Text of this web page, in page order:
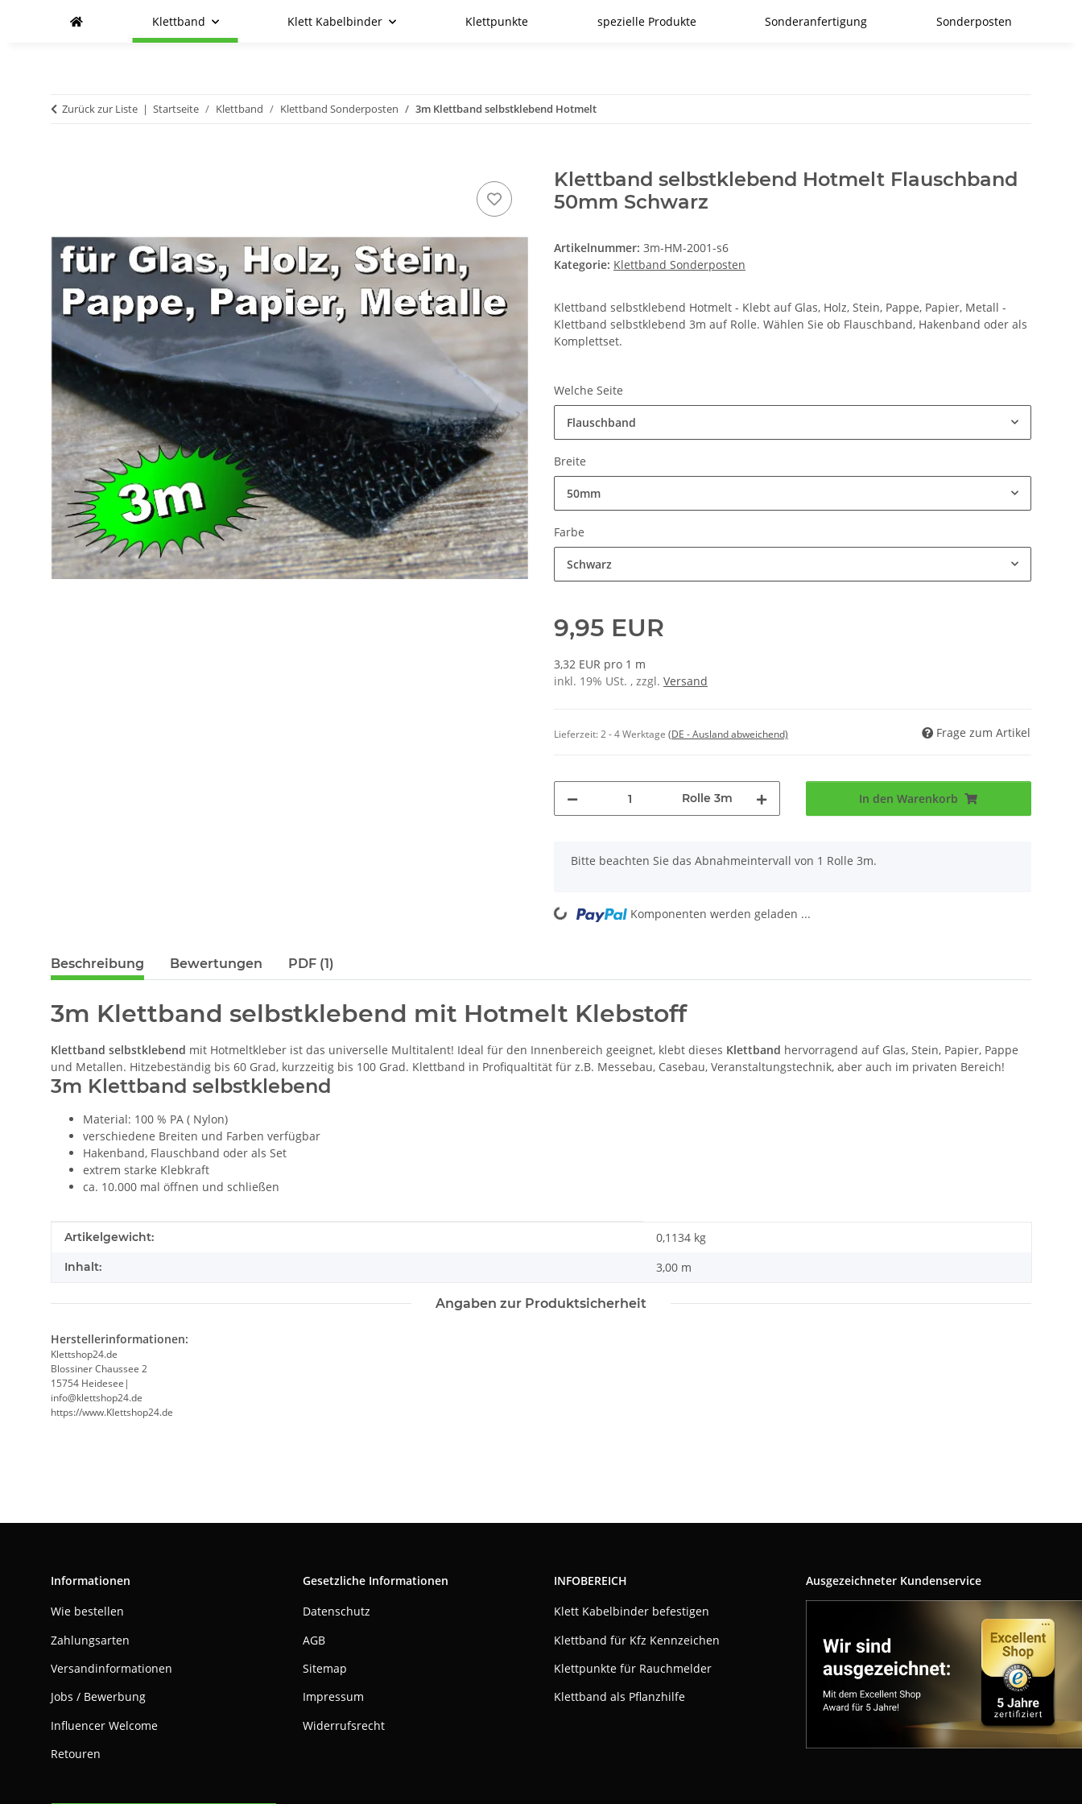
Klettband Klett Kabelbinder Klettpunkte spezielle Produkte Sonderanfertigung Sonderposten
Zurück zur Liste Startseite Klettband Klettband Sonderposten 3m Klettband selbstklebend Hotmelt
Klettband selbstklebend Hotmelt Flauschband
50mm Schwarz
Artikelnummer: 3m-HM-2001-s6
Kategorie: Klettband Sonderposten
Klettband selbstklebend Hotmelt - Klebt auf Glas, Holz, Stein, Pappe, Papier, Metall -
Klettband selbstklebend 3m auf Rolle. Wählen Sie ob Flauschband, Hakenband oder als
Komplettset.
Welche Seite
Flauschband
Breite
50mm
Farbe
Schwarz
9,95 EUR
3,32 EUR pro 1 m
inkl. 19% USt. , zzgl. Versand
Lieferzeit:2 - 4 Werktage (DE - Ausland abweichend) Frage zum Artikel
Rolle 3m In den Warenkorb
x
Bitte beachten Sie das Abnahmeintervall von 1 Rolle 3m.
Loading... Komponenten werden geladen ...
Beschreibung Bewertungen PDF (1)
3m Klettband selbstklebend mit Hotmelt Klebstoff
Klettband selbstklebend mit Hotmeltkleber ist das universelle Multitalent! Ideal für den Innenbereich geeignet, klebt dieses Klettband hervorragend auf Glas, Stein, Papier, Pappe
und Metallen. Hitzebeständig bis 60 Grad, kurzzeitig bis 100 Grad. Klettband in Profiqualtität für z.B. Messebau, Casebau, Veranstaltungstechnik, aber auch im privaten Bereich!
3m Klettband selbstklebend
Material: 100 % PA ( Nylon)
verschiedene Breiten und Farben verfügbar
Hakenband, Flauschband oder als Set
extrem starke Klebkraft
ca. 10.000 mal öffnen und schließen
Produkteigenschaft
Wert
Artikelgewicht: 0,1134 kg
Inhalt: 3,00 m
Angaben zur Produktsicherheit
Herstellerinformationen:
Klettshop24.de
Blossiner Chaussee 2
15754 Heidesee|
info@klettshop24.de
https://www.Klettshop24.de
Informationen
Wie bestellen
Zahlungsarten
Versandinformationen
Jobs / Bewerbung
Influencer Welcome
Retouren
Gesetzliche Informationen
Datenschutz
AGB
Sitemap
Impressum
Widerrufsrecht
INFOBEREICH
Klett Kabelbinder befestigen
Klettband für Kfz Kennzeichen
Klettpunkte für Rauchmelder
Klettband als Pflanzhilfe
Ausgezeichneter Kundenservice